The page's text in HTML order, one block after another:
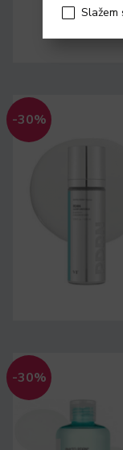
-30%
-30%
Slažem